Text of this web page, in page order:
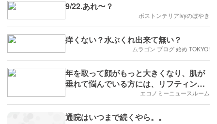
9/22.あれ〜？
ボストンテリアIvyのぼやき
痒くない？水ぶくれ出来て無い？
ムラゴン ブログ 始め TOKYO!
年を取って顔がもっと大きくなり、肌が
垂れて悩んでいる方には、リフティング
や脂肪吸引などのオーダーメイド施術で
改善が可能です
エコノミーニュースルーム
通院はいつまで続くやら。。